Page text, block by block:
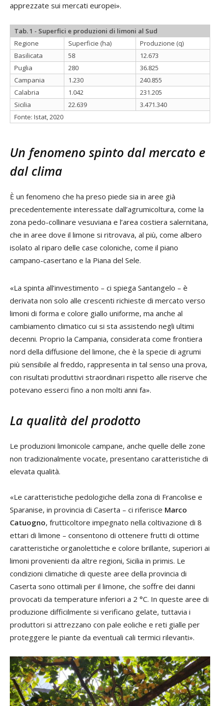
apprezzate sui mercati europei».
Tab. 1 - Superfici e produzioni di limoni al Sud
Regione
Superficie (ha)
Produzione (q)
Basilicata
58
12.673
Puglia
280
36.825
Campania
1.230
240.855
Calabria
1.042
231.205
Sicilia
22.639
3.471.340
Fonte: Istat, 2020
Un fenomeno spinto dal mercato e
dal clima
È un fenomeno che ha preso piede sia in aree già
precedentemente interessate dall’agrumicoltura, come la
zona pedo-collinare vesuviana e l’area costiera salernitana,
che in aree dove il limone si ritrovava, al più, come albero
isolato al riparo delle case coloniche, come il piano
campano-casertano e la Piana del Sele.
«La spinta all’investimento – ci spiega Santangelo – è
derivata non solo alle crescenti richieste di mercato verso
limoni di forma e colore giallo uniforme, ma anche al
cambiamento climatico cui si sta assistendo negli ultimi
decenni. Proprio la Campania, considerata come frontiera
nord della diffusione del limone, che è la specie di agrumi
più sensibile al freddo, rappresenta in tal senso una prova,
con risultati produttivi straordinari rispetto alle riserve che
potevano esserci fino a non molti anni fa».
La qualità del prodotto
Le produzioni limonicole campane, anche quelle delle zone
non tradizionalmente vocate, presentano caratteristiche di
elevata qualità.
«Le caratteristiche pedologiche della zona di Francolise e
Sparanise, in provincia di Caserta – ci riferisce Marco
Catuogno, frutticoltore impegnato nella coltivazione di 8
ettari di limone – consentono di ottenere frutti di ottime
caratteristiche organolettiche e colore brillante, superiori ai
limoni provenienti da altre regioni, Sicilia in primis. Le
condizioni climatiche di queste aree della provincia di
Caserta sono ottimali per il limone, che soffre dei danni
provocati da temperature inferiori a 2 °C. In queste aree di
produzione difficilmente si verificano gelate, tuttavia i
produttori si attrezzano con pale eoliche e reti gialle per
proteggere le piante da eventuali cali termici rilevanti».